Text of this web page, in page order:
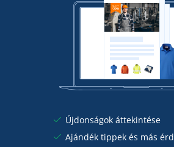
Újdonságok áttekintése
Ajándék tippek és más